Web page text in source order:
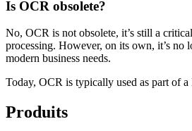
Is OCR obsolete?
No, OCR is not obsolete, it’s still a
processing. However, on its own, it’s no
modern business needs.
Today, OCR is typically used as part of a
Produits